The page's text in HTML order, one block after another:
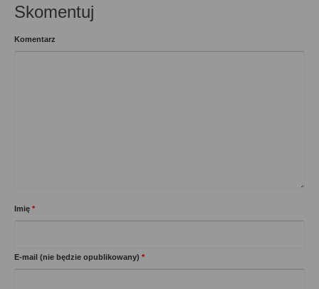
Skomentuj
Komentarz
Imię *
E-mail (nie będzie opublikowany) *